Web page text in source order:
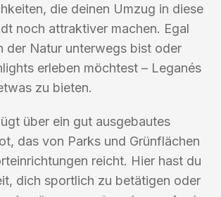
die deinen Umzug in diese
noch attraktiver machen. Egal
der Natur unterwegs bist oder
erleben möchtest – Leganés
zu bieten.
über ein gut ausgebautes
das von Parks und Grünflächen
reicht. Hier hast du
dich sportlich zu betätigen oder